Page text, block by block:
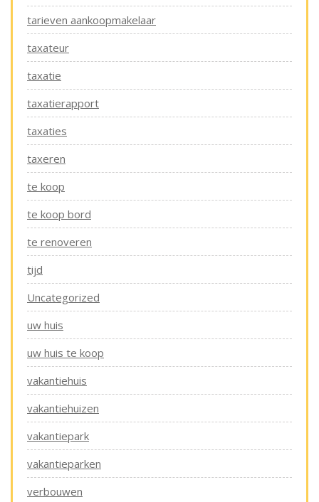
tarieven aankoopmakelaar
taxateur
taxatie
taxatierapport
taxaties
taxeren
te koop
te koop bord
te renoveren
tijd
Uncategorized
uw huis
uw huis te koop
vakantiehuis
vakantiehuizen
vakantiepark
vakantieparken
verbouwen